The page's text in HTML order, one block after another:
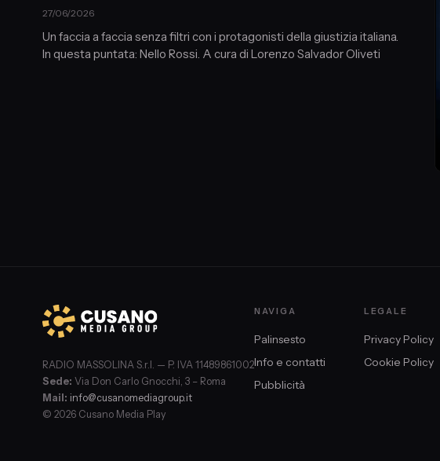
27/06/2026
Un faccia a faccia senza filtri con i protagonisti della giustizia italiana.
In questa puntata: Nello Rossi. A cura di Lorenzo Salvador Oliveti
RADIO MASSOLINA S.r.l. — P. IVA 11489861002
Sede: Via Don Carlo Gnocchi, 3 – Roma
Mail: info@cusanomediagroup.it
© 2026 Cusano Media Play
NAVIGA
Palinsesto
Info e contatti
Pubblicità
LEGALE
Privacy Policy
Cookie Policy